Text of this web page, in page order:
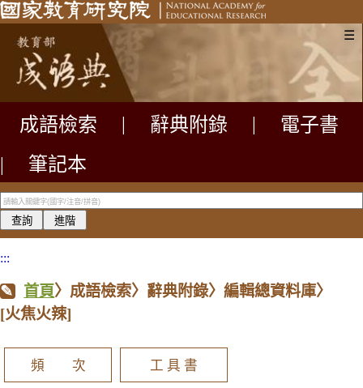
☰
成語檢索 辭典附錄
電子書
|
筆記本
:::
首頁〉成語檢索〉辭典附錄〉編輯總資料庫〉
[火焦火辣]
頻 次 工 具 書